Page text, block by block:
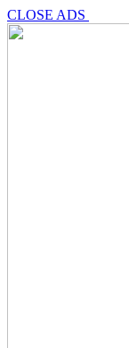
CLOSE ADS